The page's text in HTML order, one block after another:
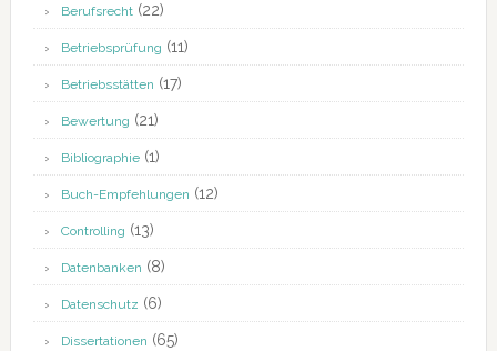
Berufsrecht(22)
Betriebsprüfung (11)
Betriebsstätten (17)
Bewertung (21)
Bibliographie(1)
Buch-Empfehlungen (12)
Controlling (13)
Datenbanken (8)
Datenschutz (6)
Dissertationen (65)